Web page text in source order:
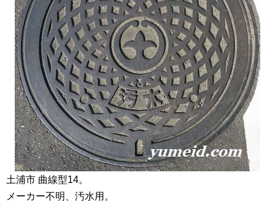
土浦市 曲線型14。
メーカー不明、汚水用。